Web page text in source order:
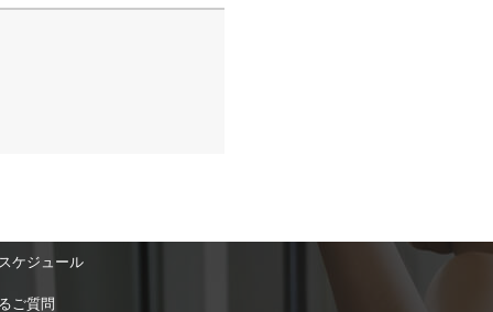
ケジュール
ご質問